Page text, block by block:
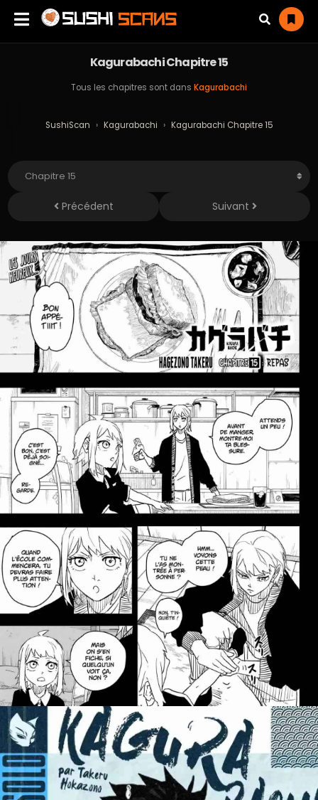
Kagurabachi Chapitre 15
Tous les chapitres sont dans Kagurabachi
SushiScan › Kagurabachi › Kagurabachi Chapitre 15
Précédent Suivant